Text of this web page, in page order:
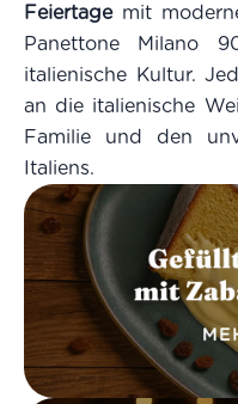
Feiertagemit
Panettone Milano
italienische Kultur.
an die italienische
Familie und den
Italiens.